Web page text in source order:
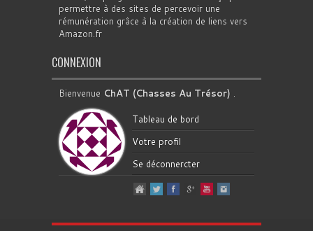
permettre à des sites de percevoir une
rémunération grâce à la création de liens vers
Amazon.fr
CONNEXION
Bienvenue ChAT (Chasses Au Trésor) .
Tableau de bord
Votre profil
Se déconnercter